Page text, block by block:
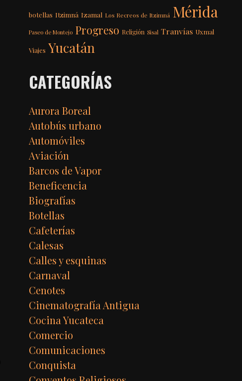
botellas Itzimná Izamal Los Recreos de Itzimná Mérida
Paseo de Montejo Progreso Religión Sisal Tranvías Uxmal
Viajes Yucatán
CATEGORÍAS
Aurora Boreal
Autobús urbano
Automóviles
Aviación
Barcos de Vapor
Beneficencia
Biografías
Botellas
Cafeterías
Calesas
Calles y esquinas
Carnaval
Cenotes
Cinematografía Antigua
Cocina Yucateca
Comercio
Comunicaciones
Conquista